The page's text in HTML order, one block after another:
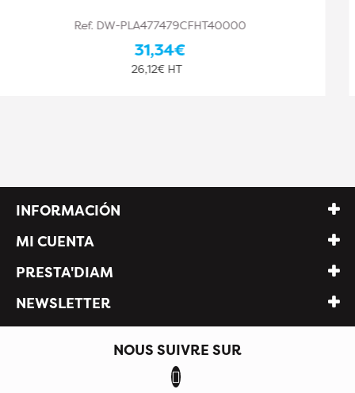
Ref. DW-PLA477479CFHT40002
31,34€
26,12€ HT
INFORMACIÓN
MI CUENTA
PRESTA'DIAM
NEWSLETTER
NOUS SUIVRE SUR